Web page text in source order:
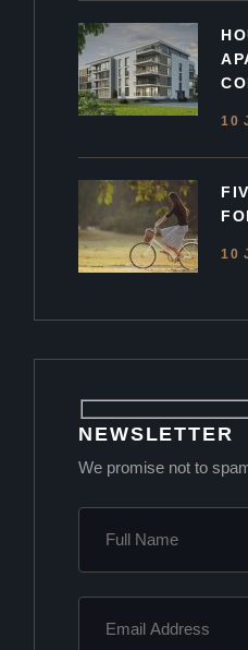
10
10
NEWSLETTER
We promise not to